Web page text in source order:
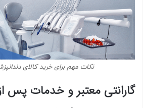
نکات مهم برای خرید کالای
گارانتی معتبر و خدمات پس